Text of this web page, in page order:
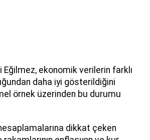
ekonomik verilerin farklı
daha iyi gösterildiğini
örnek üzerinden bu durumu
dikkat çeken